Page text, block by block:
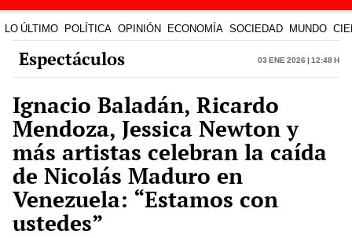
LO ÚLTIMO POLÍTICA OPINIÓN ECONOMÍA SOCIEDAD MUNDO
Espectáculos 03 Ene 2026 | 12:48 h
Ignacio Baladán, Ricardo
Mendoza, Jessica Newton y
más artistas celebran la caída
de Nicolás Maduro en
Venezuela: “Estamos con
ustedes”